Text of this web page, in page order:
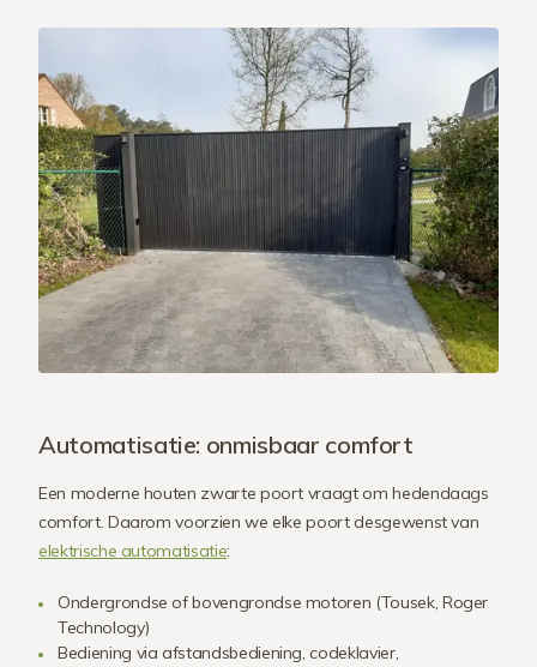
Automatisatie: onmisbaar comfort
Een moderne houten zwarte poort vraagt om hedendaags
comfort. Daarom voorzien we elke poort desgewenst van
elektrische automatisatie:
Ondergrondse of bovengrondse motoren (Tousek, Roger
Technology)
Bediening via afstandsbediening, codeklavier,